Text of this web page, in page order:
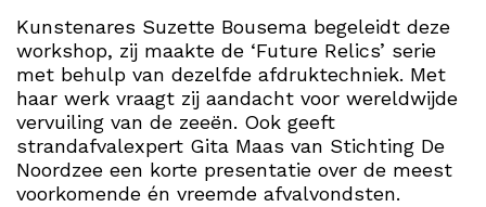
Kunstenares Suzette Bousema begeleidt deze
workshop, zij maakte de ‘Future Relics’ serie
met behulp van dezelfde afdruktechniek. Met
haar werk vraagt zij aandacht voor wereldwijde
vervuiling van de zeeën. Ook geeft
strandafvalexpert Gita Maas van Stichting De
Noordzee een korte presentatie over de meest
voorkomende én vreemde afvalvondsten.